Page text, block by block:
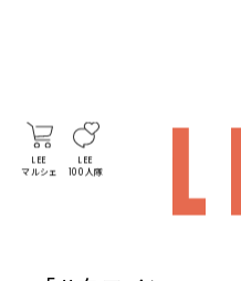
LEE
マルシェ
LEE
100人隊